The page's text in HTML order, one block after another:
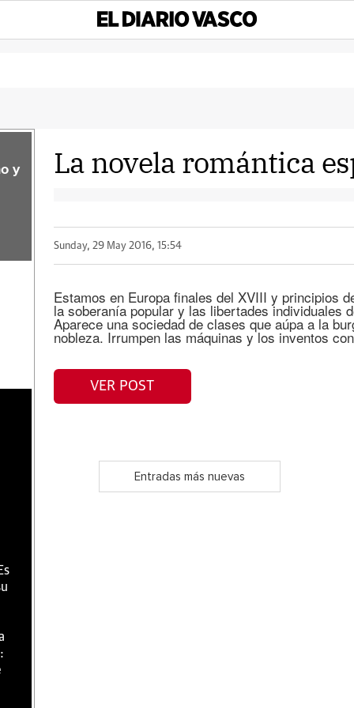
La novela romántica
Sunday, 29 May 2016, 15:54
Estamos en Europa finales del XVIII y principios
la soberanía popular y las libertades individuales
Aparece una sociedad de clases que aúpa a la
nobleza. Irrumpen las máquinas y los inventos
VER POST
Entradas más nuevas
y